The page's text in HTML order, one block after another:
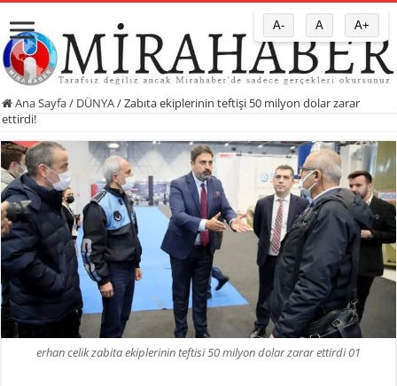
Ana Sayfa/ DÜNYA/Zabıta ekiplerinin teftişi 50 milyon dolar zarar
ettirdi!
erhan celik zabita ekiplerinin teftisi 50 milyon dolar zarar ettirdi 01
A- A A+